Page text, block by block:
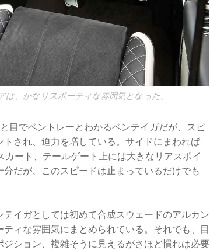
、かなりスポーティな雰囲気となった。
目でベントレーとわかるベンテイガだが、スピ
され、迫力を増している。サイドにまわれば
ート、テールゲート上には大きなリアスポイ
だが、このスピードは止まっているだけでも
イガとしては初めて合成スウェードのアルカン
ィな雰囲気にまとめられている。それでも、目
ション、複雑そうに見えるがさほど慣れは必要